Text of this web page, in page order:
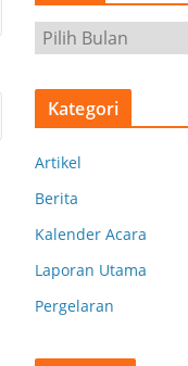
r
s
Kategori
Artikel
Berita
Kalender Acara
Laporan Utama
Pergelaran